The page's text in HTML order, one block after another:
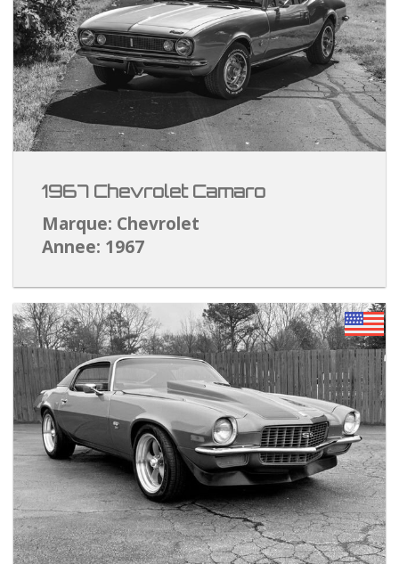
1967 Chevrolet Camaro
Marque: Chevrolet
Annee: 1967